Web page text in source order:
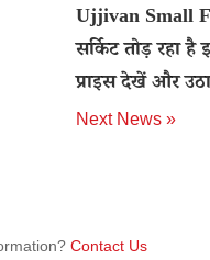
Ujjivan Small
सर्किट तोड़ रहा
प्राइस देखें और
Next News »
Contact Us